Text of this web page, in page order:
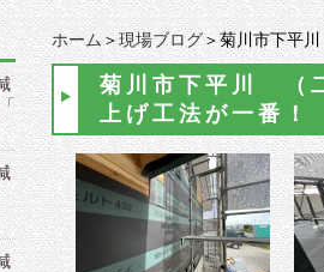
ホーム＞現場ブログ＞菊川市下平
菊川市下平川 （
上げ工法が一番！